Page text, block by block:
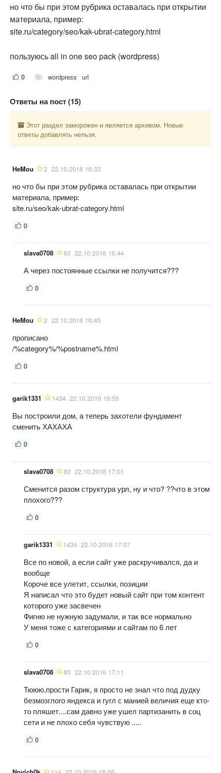
но что бы при этом рубрика оставалась при открытии
материала, пример:
site.ru/category/seo/kak-ubrat-category.html
пользуюсь all in one seo pack (wordpress)
0 wordpress url
Ответы на пост (15)
Этот раздел заморожен и является архивом. Новые
ответы добавлять нельзя.
HeMou 2 22.10.2016 16:33
но что бы при этом рубрика оставалась при открытии
материала, пример:
site.ru/seo/kak-ubrat-category.html
0
slava0708 83 22.10.2016 16:44
А через постоянные ссылки не получится???
0
HeMou 2 22.10.2016 16:45
прописано
/%category%/%postname%.html
0
garik1331 1434 22.10.2016 16:55
Вы построили дом, а теперь захотели фундамент
сменить ХАХАХА
0
slava0708 83 22.10.2016 17:01
Сменится разом структура урл, ну и что? ??что в этом
плохого???
0
garik1331 1434 22.10.2016 17:07
Все по новой, а если сайт уже раскручивался, да и
вообще
Короче все улетит, ссылки, позиции
Я написал что это будет новый сайт при том контент
которого уже засвечен
Фигню не нужную задумали, и так все нормально
У меня тоже с категориями и сайтам по 6 лет
0
slava0708 83 22.10.2016 17:11
Тююю,прости Гарик, я просто не знал что под дудку
безмозглого яндекса и гугл с манией величия еще кто-
то пляшет....сам давно уже ушел партизанить в соц
сети и не плохо себя чувствую .....
0